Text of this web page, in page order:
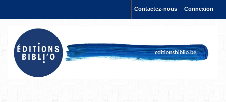
Connexion
Contactez-nous